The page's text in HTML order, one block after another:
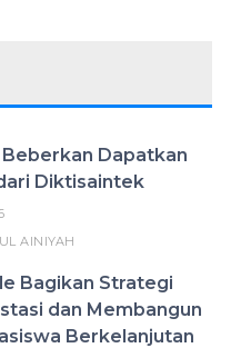
Beberkan Dapatkan
Diktisaintek
AINIYAH
Bagikan Strategi
dan Membangun
Berkelanjutan